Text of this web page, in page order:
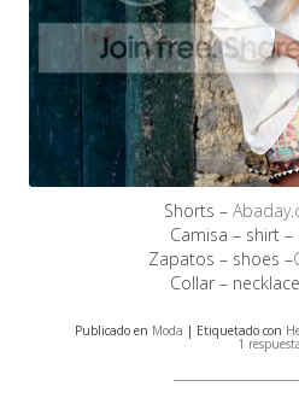
Shorts –
Camisa – shirt –
Zapatos – shoes –
Collar –
Publicado en Moda | Etiquetado con
1